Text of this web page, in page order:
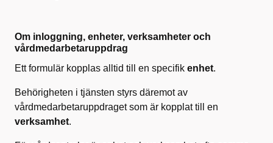
Om inloggning, enheter, verksamheter och
vårdmedarbetaruppdrag
Ett formulär kopplas alltid till en specifik enhet.
Behörigheten i tjänsten styrs däremot av
vårdmedarbetaruppdraget som är kopplat till en
verksamhet.